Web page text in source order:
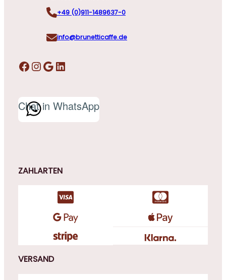
+49 (0)911-1489637-0
info@brunetticaffe.de
Facebook InstagramGoogle LinkedIn
Chat in WhatsApp
ZAHLARTEN
VERSAND